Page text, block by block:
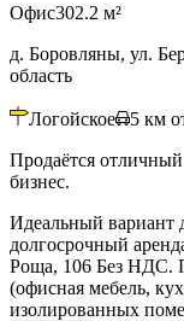
Офис302.2 м²
д. Боровляны, ул.
область
Логойское 5 км
Продаётся
бизнес.
Идеальный вариант
долгосрочный
Роща, 106 Без НДС.
(офисная мебель,
изолированных